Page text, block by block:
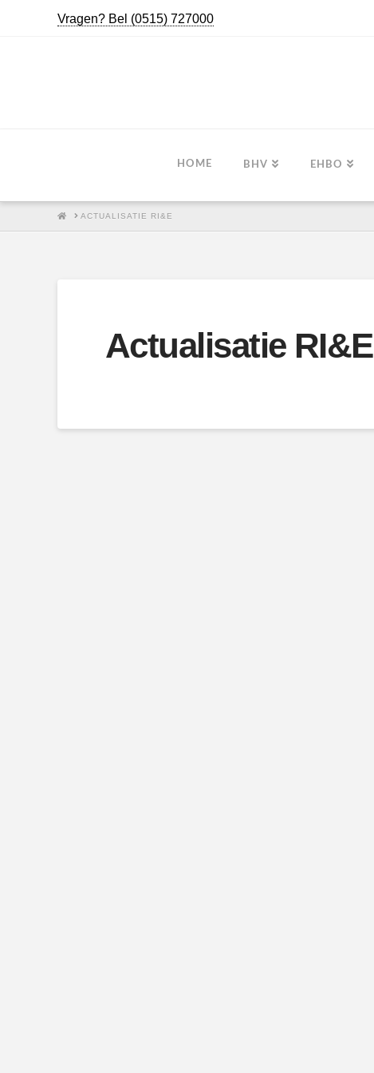
Vragen? Bel (0515) 727000
HOME BHV EHBO
HOMEACTUALISATIE RI&E
Actualisatie RI&E